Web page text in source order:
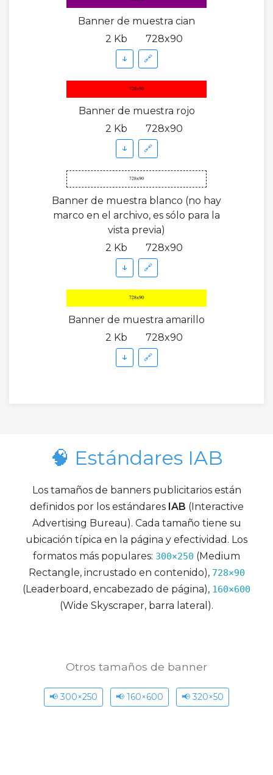
Banner de muestra cian
2 Kb
728x90
↓ 🔗
Banner de muestra rojo
2 Kb
728x90
↓ 🔗
Banner de muestra blanco (no hay
marco en el archivo, es sólo para la
vista previa)
2 Kb
728x90
↓ 🔗
Banner de muestra amarillo
2 Kb
728x90
↓ 🔗
🧠 Estándares IAB
Los tamaños de banners publicitarios están
definidos por los estándares IAB (Interactive
Advertising Bureau). Cada tamaño tiene su
ubicación típica en la página y efectividad. Los
formatos más populares: 300×250 (Medium
Rectangle, incrustado en contenido), 728×90
(Leaderboard, encabezado de página), 160×600
(Wide Skyscraper, barra lateral).
Otros tamaños de banner
📢 300×250 📢 160×600 📢 320×50